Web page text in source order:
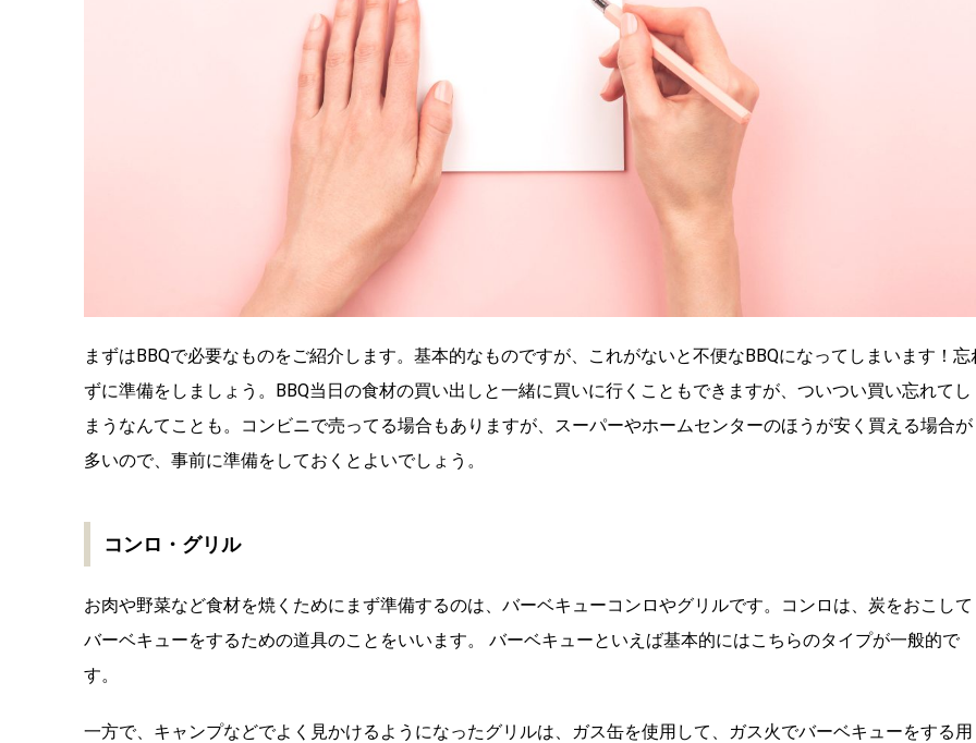
まずはBBQで必要なものをご紹介します。基本的なものですが、これがないと不便なBBQになってしまいます！忘
ずに準備をしましょう。BBQ当日の食材の買い出しと一緒に買いに行くこともできますが、ついつい買い忘れてし
まうなんてことも。コンビニで売ってる場合もありますが、スーパーやホームセンターのほうが安く買える場合が
多いので、事前に準備をしておくとよいでしょう。
コンロ・グリル
お肉や野菜など食材を焼くためにまず準備するのは、バーベキューコンロやグリルです。コンロは、炭をおこして
バーベキューをするための道具のことをいいます。 バーベキューといえば基本的にはこちらのタイプが一般的で
す。
一方で、キャンプなどでよく見かけるようになったグリルは、ガス缶を使用して、ガス火でバーベキューをする用